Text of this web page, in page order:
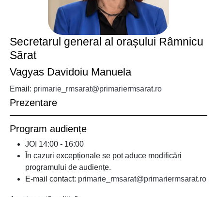
Secretarul general al orașului Râmnicu
Sărat
Vagyas Davidoiu Manuela
Email: primarie_rmsarat@primariermsarat.ro
Prezentare
Program audiențe
JOI 14:00 - 16:00
În cazuri excepționale se pot aduce modificări
programului de audiențe.
E-mail contact: primarie_rmsarat@primariermsarat.ro